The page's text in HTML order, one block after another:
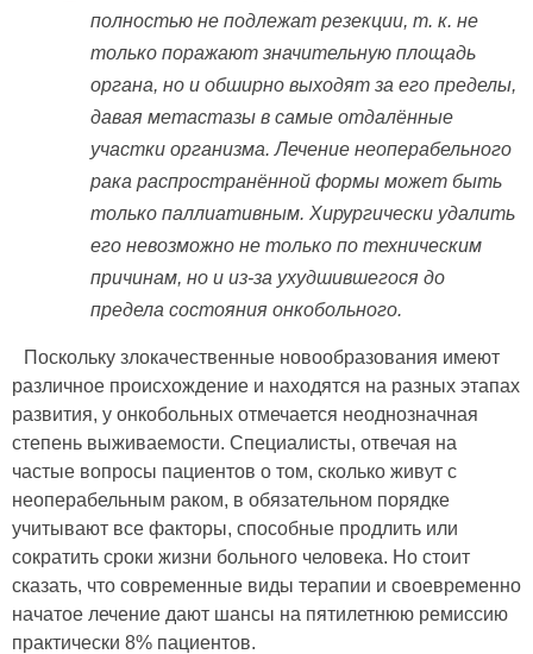
полностью не подлежат резекции, т. к. не
только поражают значительную площадь
органа, но и обширно выходят за его пределы,
давая метастазы в самые отдалённые
участки организма. Лечение неоперабельного
рака распространённой формы может быть
только паллиативным. Хирургически удалить
его невозможно не только по техническим
причинам, но и из-за ухудшившегося до
предела состояния онкобольного.
Поскольку злокачественные новообразования имеют
различное происхождение и находятся на разных этапах
развития, у онкобольных отмечается неоднозначная
степень выживаемости. Специалисты, отвечая на
частые вопросы пациентов о том, сколько живут с
неоперабельным раком, в обязательном порядке
учитывают все факторы, способные продлить или
сократить сроки жизни больного человека. Но стоит
сказать, что современные виды терапии и своевременно
начатое лечение дают шансы на пятилетнюю ремиссию
практически 8% пациентов.